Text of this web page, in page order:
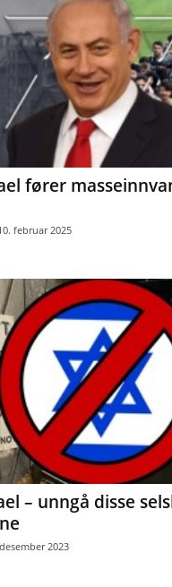
fører
februar 2025
– unngå disse
2023